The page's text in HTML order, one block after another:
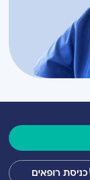
כניסת רופאים